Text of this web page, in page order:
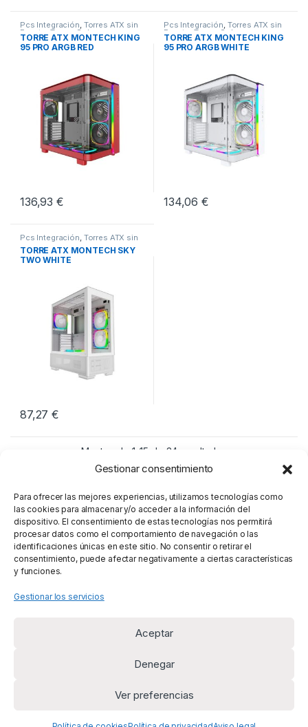
Gestionar consentimiento
Para ofrecer las mejores experiencias, utilizamos tecnologías como
las cookies para almacenar y/o acceder a la información del
dispositivo. El consentimiento de estas tecnologías nos permitirá
procesar datos como el comportamiento de navegación o las
identificaciones únicas en este sitio. No consentir o retirar el
consentimiento, puede afectar negativamente a ciertas características
y funciones.
Gestionar los servicios
Aceptar
Denegar
Ver preferencias
Pcs Integración, Torres ATX sin
Fuente, Torres Sobremesa
TORRE ATX MONTECH KING
95 PRO ARGB RED
136,93€
Pcs Integración, Torres ATX sin
Fuente, Torres Sobremesa
TORRE ATX MONTECH KING
95 PRO ARGB WHITE
134,06€
Pcs Integración, Torres ATX sin
Fuente, Torres Sobremesa
TORRE ATX MONTECH SKY
TWO WHITE
87,27€
Mostrando 1–15 de 34 resultados
¿Alguna duda? Llámanos
+34 669 954 625